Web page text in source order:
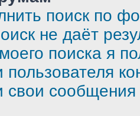
поиск по
не даёт
поиска я
пользователя
свои